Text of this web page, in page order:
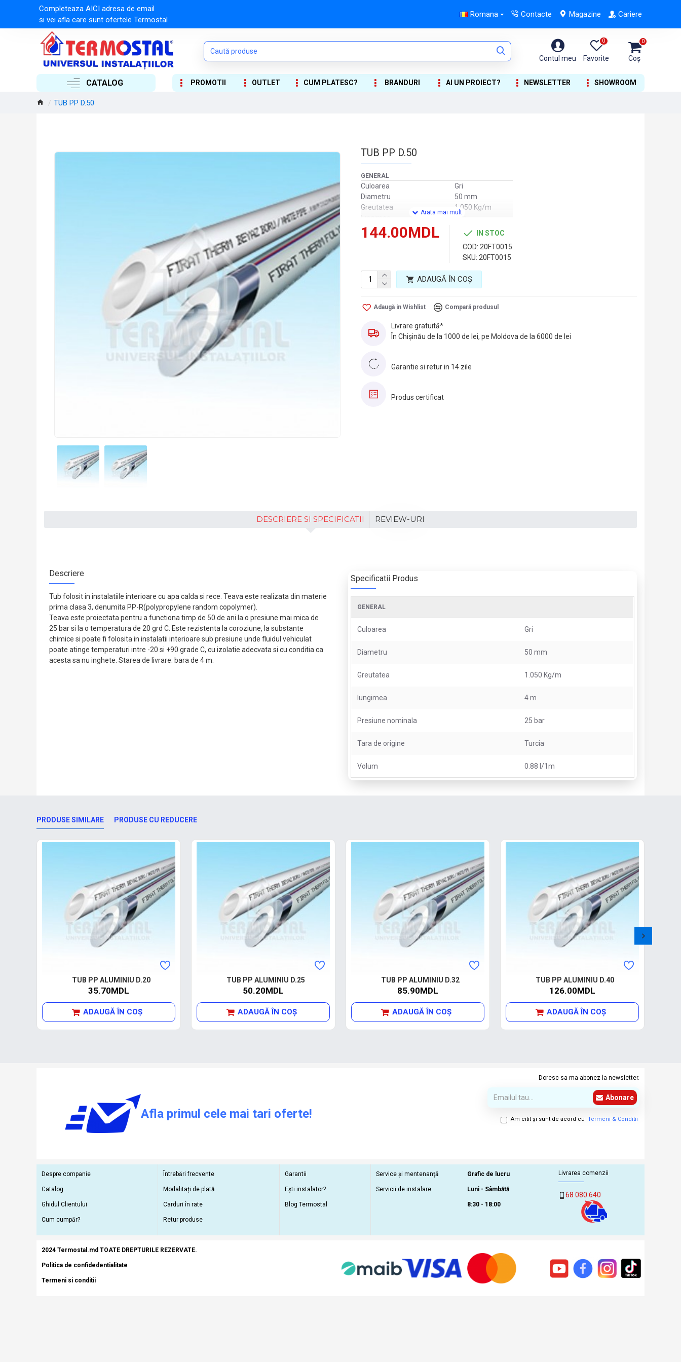
Completeaza AICI adresa de email
si vei afla care sunt ofertele Termostal
Romana Contacte Magazine Cariere
Contul meu Favorite
0
Coș
0
CATALOG PROMOTII OUTLET CUM PLATESC? BRANDURI AI UN PROIECT? NEWSLETTER SHOWROOM
TUB PP D.50
TUB PP D.50
GENERAL
Culoarea
Gri
Diametru
50 mm
Greutatea
1.050 Kg/m
Presiune nominala
25 bar
Tara de origine
Turcia
0.88 l/1m
144.00MDL
IN STOC
COD: 20FT0015
SKU: 20FT0015
ADAUGĂ ÎN COŞ
Adaugă in Wishlist Compară produsul
Livrare gratuită*
În Chișinău de la 1000 de lei, pe Moldova de la 6000 de lei
Garantie si retur in 14 zile
Produs certificat
DESCRIERE SI SPECIFICATII REVIEW-URI
Descriere
Tub folosit in instalatiile interioare cu apa calda si rece. Teava este realizata din materie
prima clasa 3, denumita PP-R(polypropylene random copolymer).
Teava este proiectata pentru a functiona timp de 50 de ani la o presiune mai mica de
25 bar si la o temperatura de 20 grd C. Este rezistenta la coroziune, la substante
chimice si poate fi folosita in instalatii interioare sub presiune unde fluidul vehiculat
poate atinge temperaturi intre -20 si +90 grade C, cu izolatie adecvata si cu conditia ca
acesta sa nu inghete. Starea de livrare: bara de 4 m.
Specificatii Produs
GENERAL
Culoarea Gri
Diametru 50 mm
Greutatea 1.050 Kg/m
lungimea 4 m
Presiune nominala 25 bar
Tara de origine Turcia
Volum 0.88 l/1m
PRODUSE SIMILARE PRODUSE CU REDUCERE
TUB PP ALUMINIU D.20
35.70MDL
ADAUGĂ ÎN COŞ
TUB PP ALUMINIU D.25
50.20MDL
ADAUGĂ ÎN COŞ
TUB PP ALUMINIU D.32
85.90MDL
ADAUGĂ ÎN COŞ
TUB PP ALUMINIU D.40
126.00MDL
ADAUGĂ ÎN COŞ
Afla primul cele mai tari oferte!
Doresc sa ma abonez la newsletter.
Abonare
Am citit şi sunt de acord cu Termeni & Conditii
Despre companie
Catalog
Ghidul Clientului
Cum cumpăr?
Întrebări frecvente
Modalitați de plată
Carduri în rate
Retur produse
Garantii
Ești instalator?
Blog Termostal
Service și mentenanță
Servicii de instalare
Grafic de lucru
Luni - Sâmbătă
8:30 - 18:00
Livrarea comenzii
68 080 640
2024 Termostal.md TOATE DREPTURILE REZERVATE.
Politica de confidedentialitate
Termeni si conditii